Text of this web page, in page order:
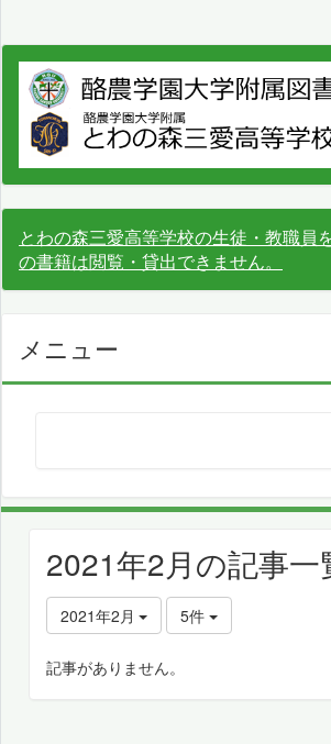
とわの森三愛高等学校の生徒・教職員
の書籍は閲覧・貸出できません。
メニュー
2021年2月の記事一
2021年2月 5件
記事がありません。